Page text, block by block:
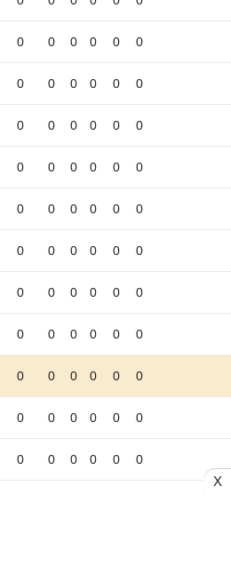
0 0 0 0 0 0
0 0 0 0 0 0
0 0 0 0 0 0
0 0 0 0 0 0
0 0 0 0 0 0
0 0 0 0 0 0
0 0 0 0 0 0
0 0 0 0 0 0
0 0 0 0 0 0
0 0 0 0 0 0
0 0 0 0 0 0
X